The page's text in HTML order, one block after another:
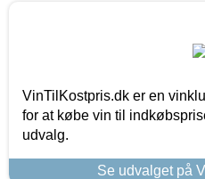
VinTilKostpris.dk er en
for at købe vin til
udvalg.
Se udvalget på